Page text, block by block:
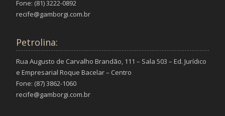
Fone: (81) 3222-0892
recife@gamborgi.com.br
Petrolina:
Rua Augusto de Carvalho Brandão, 111 – Sala 503 – Ed. Jurídico
e Empresarial Roque Bacelar – Centro
Fone: (87) 3862-1060
recife@gamborgi.com.br